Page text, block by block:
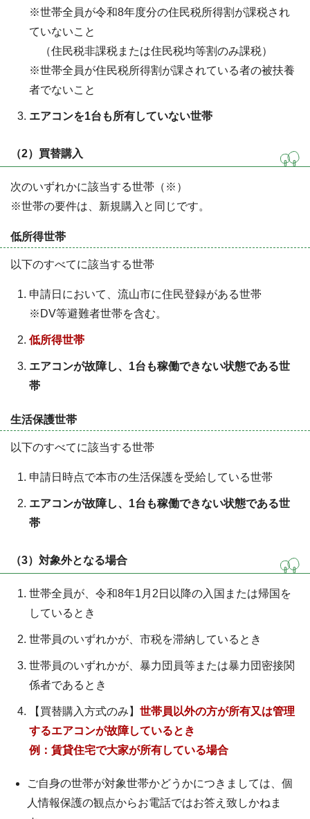
※世帯全員が令和8年度分の住民税所得割が課税され
ていないこと
（住民税非課税または住民税均等割のみ課税）
※世帯全員が住民税所得割が課されている者の被扶養
者でないこと
エアコンを1台も所有していない世帯
（2）買替購入
次のいずれかに該当する世帯（※）
※世帯の要件は、新規購入と同じです。
低所得世帯
以下のすべてに該当する世帯
申請日において、流山市に住民登録がある世帯
※DV等避難者世帯を含む。
低所得世帯
エアコンが故障し、1台も稼働できない状態である世
帯
生活保護世帯
以下のすべてに該当する世帯
申請日時点で本市の生活保護を受給している世帯
エアコンが故障し、1台も稼働できない状態である世
帯
（3）対象外となる場合
世帯全員が、令和8年1月2日以降の入国または帰国を
しているとき
世帯員のいずれかが、市税を滞納しているとき
世帯員のいずれかが、暴力団員等または暴力団密接関
係者であるとき
【買替購入方式のみ】 世帯員以外の方が所有又は管理
するエアコンが故障しているとき
例：賃貸住宅で大家が所有している場合
ご自身の世帯が対象世帯かどうかにつきましては、個
人情報保護の観点からお電話ではお答え致しかねま